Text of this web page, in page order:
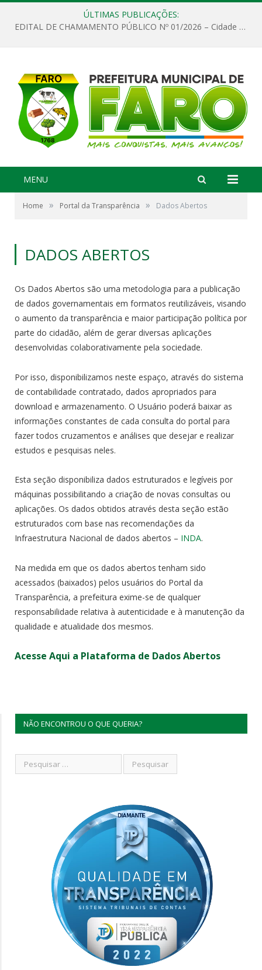
ÚLTIMAS PUBLICAÇÕES:
EDITAL DE CHAMAMENTO PÚBLICO Nº 01/2026 – Cidade de Faro
MENU
Home » Portal da Transparência » Dados Abertos
DADOS ABERTOS
Os Dados Abertos são uma metodologia para a publicação
de dados governamentais em formatos reutilizáveis, visando
o aumento da transparência e maior participação política por
parte do cidadão, além de gerar diversas aplicações
desenvolvidas colaborativamente pela sociedade.
Por isso, disponibilizamos neste espaço, através do sistema
de contabilidade contratado, dados apropriados para
download e armazenamento. O Usuário poderá baixar as
informações constantes de cada consulta do portal para
fazer todos cruzamentos e análises que desejar e realizar
estudos e pesquisas neles.
Esta seção disponibiliza dados estruturados e legíveis por
máquinas possibilitando a criação de novas consultas ou
aplicações. Os dados obtidos através desta seção estão
estruturados com base nas recomendações da
Infraestrutura Nacional de dados abertos – INDA.
Na medida em que os dados abertos tenham sido
acessados (baixados) pelos usuários do Portal da
Transparência, a prefeitura exime-se de qualquer
responsabilidade relativa à autenticidade e à manutenção da
qualidade e atualidade dos mesmos.
Acesse Aqui a Plataforma de Dados Abertos
NÃO ENCONTROU O QUE QUERIA?